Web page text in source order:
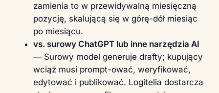
zamienia to w przewidywalną miesięczną
pozycję, skalującą się w górę-dół miesiąc
po miesiącu.
vs. surowy ChatGPT lub inne narzędzia AI
— Surowy model generuje drafty; kupujący
wciąż musi prompt-ować, weryfikować,
edytować i publikować. Logitelia dostarcza